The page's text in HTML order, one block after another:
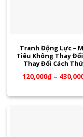
Tranh Động Lực –
Tiêu Không Thay
Thay Đổi Cách
120,000₫–